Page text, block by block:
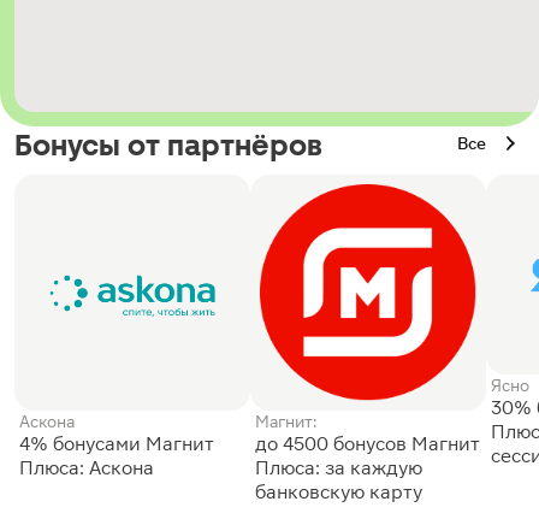
Бонусы от партнёров Все
Аскона
4% бонусами Магнит
Плюса: Аскона
Магнит:
до 4500 бонусов Магнит
Плюса: за каждую
банковскую карту
Ясно
30%